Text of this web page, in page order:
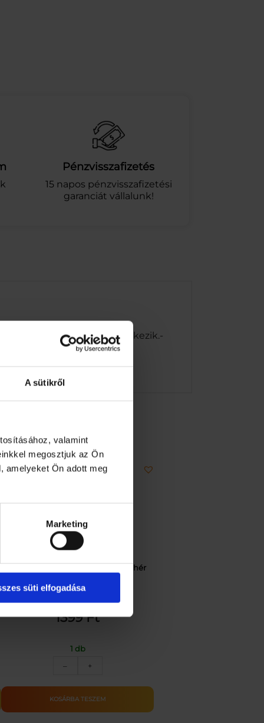
A sütikről
valamint
megosztjuk az Ön
amelyeket Ön adott meg
Marketing
süti elfogadása
Pénzvisszafizetés
15 napos pénzvisszafizetési
garanciát vállalunk!
D alakú fogantyúval rendelkezik.-
Szolár lampion – fehér – hidegfehér
1399Ft
1 db
–
–
fehér
+
KOSÁRBA TESZEM